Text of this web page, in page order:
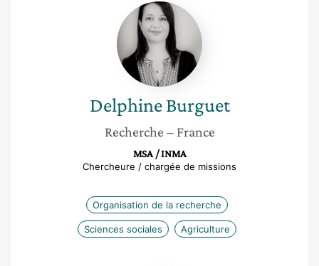
Delphine
Burguet
Delphine Burguet
Recherche – France
MSA / INMA
Chercheure / chargée de missions
Organisation de la recherche
Sciences sociales Agriculture